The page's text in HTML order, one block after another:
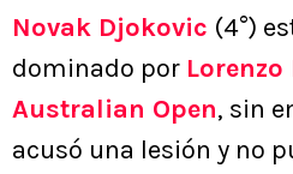
Novak Djokovic (4°)
dominado por
Australian Open, sin
acusó una lesión y no